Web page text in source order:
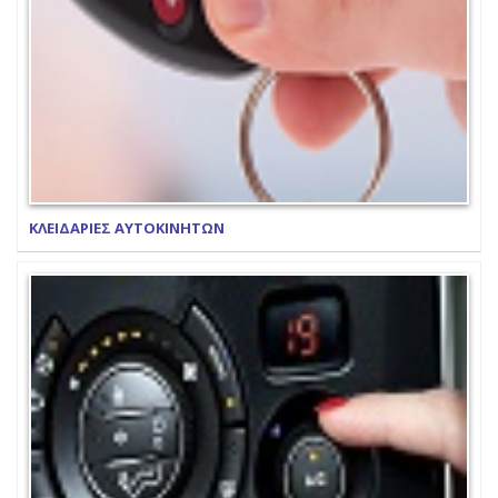
ΚΛΕΙΔΑΡΙΕΣ ΑΥΤΟΚΙΝΗΤΩΝ